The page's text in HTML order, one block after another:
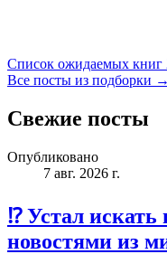
Список ожидаемых книг
Все посты из подборки →
Свежие посты
Опубликовано
7 авг. 2026 г.
⁉️ Устал
новостями из